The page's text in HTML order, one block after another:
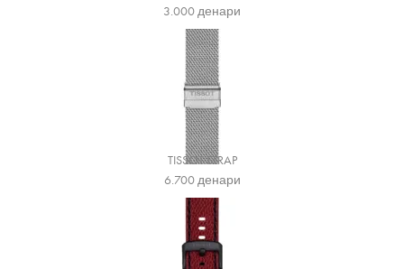
3.000денари
TISSOT STRAP
6.700денари